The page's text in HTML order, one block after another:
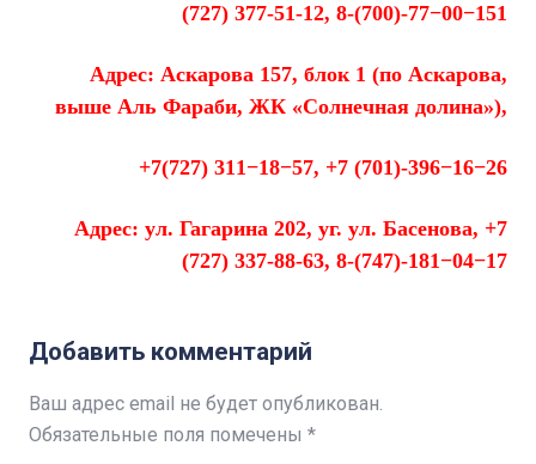
(727) 377-51-12, 8-(700)-77−00−151
Адрес: Аскарова 157, блок 1 (по Аскарова,
выше Аль Фараби, ЖК «Солнечная долина»),
+7(727) 311−18−57, +7 (701)-396−16−26
Адрес: ул. Гагарина 202, уг. ул. Басенова, +7
(727) 337-88-63, 8-(747)-181−04−17
Добавить комментарий
Ваш адрес email не будет опубликован.
Обязательные поля помечены *